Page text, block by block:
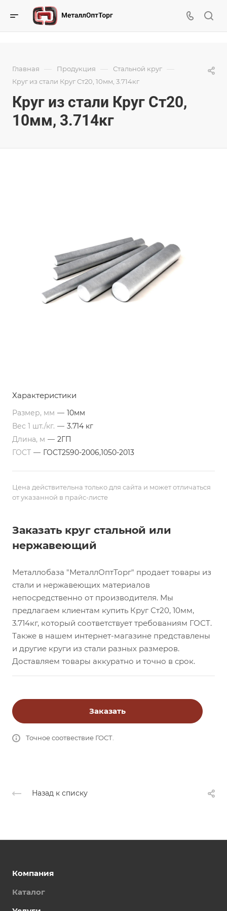
Главная — Продукция — Стальной круг —
Круг из стали Круг Ст20, 10мм, 3.714кг
Круг из стали Круг Ст20,
10мм, 3.714кг
Характеристики
Размер, мм — 10мм
Вес 1 шт./кг. — 3.714 кг
Длина, м — 2ГП
ГОСТ — ГОСТ2590-2006,1050-2013
Цена действительна только для сайта и может отличаться
от указанной в прайс-листе
Заказать круг стальной или
нержавеющий
Металлобаза "МеталлОптТорг" продает товары из
стали и нержавеющих материалов
непосредственно от производителя. Мы
предлагаем клиентам купить Круг Ст20, 10мм,
3.714кг, который соответствует требованиям ГОСТ.
Также в нашем интернет-магазине представлены
и другие круги из стали разных размеров.
Доставляем товары аккуратно и точно в срок.
Заказать
Точное соотвествие ГОСТ.
Назад к списку
Компания
Каталог